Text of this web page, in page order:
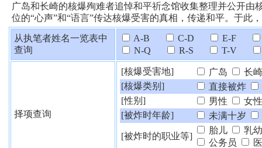
广岛和长崎的核爆殉难者追悼和平祈念馆收集整理并公开
位的“心声”和“语言”传达核爆受害的真相，传递和平。于此
从执笔者姓名一览表中
查询
A-B C-D
E-F
N-Q
R-S T-V
择项查询
[核爆受害地] 广岛
长崎
[核爆类别]
直接被炸
[性别]
男性
女性
[被炸时年龄]
未满十岁
[被炸时的职业等]
胎儿
乳
公务员